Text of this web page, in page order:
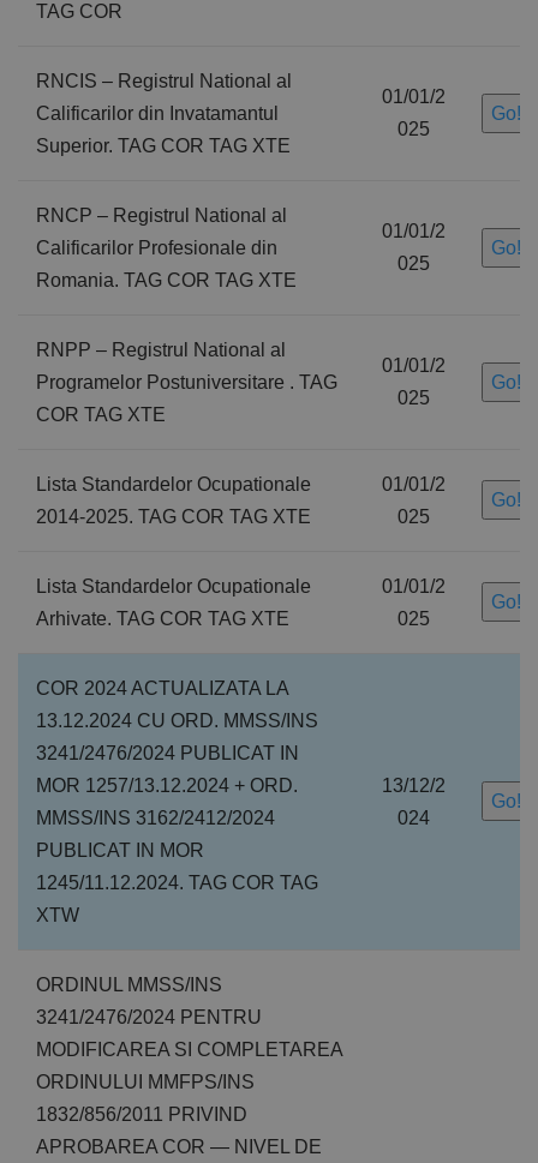
TAG COR
RNCIS – Registrul National al
Calificarilor din Invatamantul
Superior. TAG COR TAG XTE
01/01/2
025
Go!
RNCP – Registrul National al
Calificarilor Profesionale din
Romania. TAG COR TAG XTE
01/01/2
025
Go!
RNPP – Registrul National al
Programelor Postuniversitare . TAG
COR TAG XTE
01/01/2
025
Go!
Lista Standardelor Ocupationale
2014-2025. TAG COR TAG XTE
01/01/2
025
Go!
Lista Standardelor Ocupationale
Arhivate. TAG COR TAG XTE
01/01/2
025
Go!
COR 2024 ACTUALIZATA LA
13.12.2024 CU ORD. MMSS/INS
3241/2476/2024 PUBLICAT IN
MOR 1257/13.12.2024 + ORD.
MMSS/INS 3162/2412/2024
PUBLICAT IN MOR
1245/11.12.2024. TAG COR TAG
XTW
13/12/2
024
Go!
ORDINUL MMSS/INS
3241/2476/2024 PENTRU
MODIFICAREA SI COMPLETAREA
ORDINULUI MMFPS/INS
1832/856/2011 PRIVIND
APROBAREA COR — NIVEL DE